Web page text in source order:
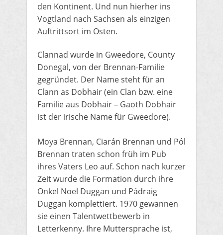
den Kontinent. Und nun hierher ins
Vogtland nach Sachsen als einzigen
Auftrittsort im Osten.
​Clannad wurde in Gweedore, County
Donegal, von der Brennan-Familie
gegründet. Der Name steht für an
Clann as Dobhair (ein Clan bzw. eine
Familie aus Dobhair – Gaoth Dobhair
ist der irische Name für Gweedore).
Moya Brennan, Ciarán Brennan und Pól
Brennan traten schon früh im Pub
ihres Vaters Leo auf. Schon nach kurzer
Zeit wurde die Formation durch ihre
Onkel Noel Duggan und Pádraig
Duggan komplettiert. 1970 gewannen
sie einen Talentwettbewerb in
Letterkenny. Ihre Muttersprache ist,